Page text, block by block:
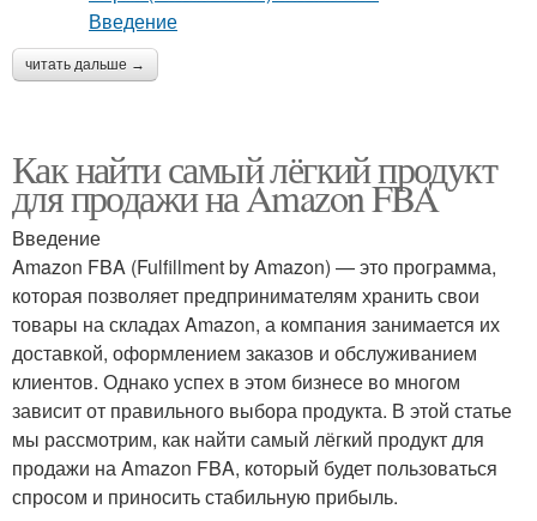
читать дальше →
Как найти самый лёгкий продукт
для продажи на Amazon FBA
Введение
Amazon FBA (Fulfillment by Amazon) — это программа,
которая позволяет предпринимателям хранить свои
товары на складах Amazon, а компания занимается их
доставкой, оформлением заказов и обслуживанием
клиентов. Однако успех в этом бизнесе во многом
зависит от правильного выбора продукта. В этой статье
мы рассмотрим, как найти самый лёгкий продукт для
продажи на Amazon FBA, который будет пользоваться
спросом и приносить стабильную прибыль.